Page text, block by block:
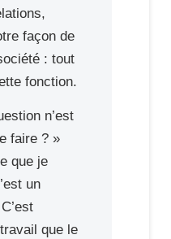
façon de
: tout
fonction.
n’est
faire ? »
que je
un
que le